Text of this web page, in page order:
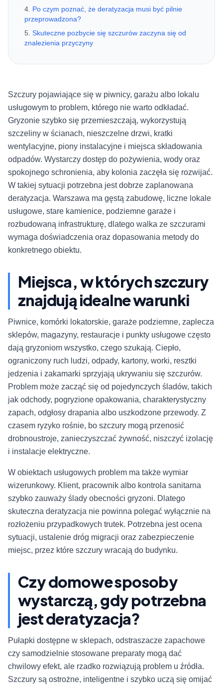
Po czym poznać, że deratyzacja musi być pilnie
przeprowadzona?
Skuteczne pozbycie się szczurów zaczyna się od
znalezienia przyczyny
Szczury pojawiające się w piwnicy, garażu albo lokalu
usługowym to problem, którego nie warto odkładać.
Gryzonie szybko się przemieszczają, wykorzystują
szczeliny w ścianach, nieszczelne drzwi, kratki
wentylacyjne, piony instalacyjne i miejsca składowania
odpadów. Wystarczy dostęp do pożywienia, wody oraz
spokojnego schronienia, aby kolonia zaczęła się rozwijać.
W takiej sytuacji potrzebna jest dobrze zaplanowana
deratyzacja. Warszawa ma gęstą zabudowę, liczne lokale
usługowe, stare kamienice, podziemne garaże i
rozbudowaną infrastrukturę, dlatego walka ze szczurami
wymaga doświadczenia oraz dopasowania metody do
konkretnego obiektu.
Miejsca, w których szczury
znajdują idealne warunki
Piwnice, komórki lokatorskie, garaże podziemne, zaplecza
sklepów, magazyny, restauracje i punkty usługowe często
dają gryzoniom wszystko, czego szukają. Ciepło,
ograniczony ruch ludzi, odpady, kartony, worki, resztki
jedzenia i zakamarki sprzyjają ukrywaniu się szczurów.
Problem może zacząć się od pojedynczych śladów, takich
jak odchody, pogryzione opakowania, charakterystyczny
zapach, odgłosy drapania albo uszkodzone przewody. Z
czasem ryzyko rośnie, bo szczury mogą przenosić
drobnoustroje, zanieczyszczać żywność, niszczyć izolację
i instalacje elektryczne.
W obiektach usługowych problem ma także wymiar
wizerunkowy. Klient, pracownik albo kontrola sanitarna
szybko zauważy ślady obecności gryzoni. Dlatego
skuteczna deratyzacja nie powinna polegać wyłącznie na
rozłożeniu przypadkowych trutek. Potrzebna jest ocena
sytuacji, ustalenie dróg migracji oraz zabezpieczenie
miejsc, przez które szczury wracają do budynku.
Czy domowe sposoby
wystarczą, gdy potrzebna
jest deratyzacja?
Pułapki dostępne w sklepach, odstraszacze zapachowe
czy samodzielnie stosowane preparaty mogą dać
chwilowy efekt, ale rzadko rozwiązują problem u źródła.
Szczury są ostrożne, inteligentne i szybko uczą się omijać